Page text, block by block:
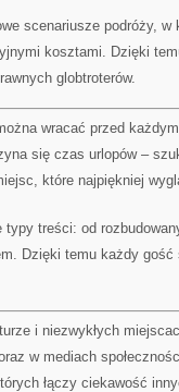
scenariusze podróży,
kosztami. Dzięki
globtroterów.
wracać przed
się czas urlopów –
które najpiękniej
treści: od
Dzięki temu każdy
i niezwykłych
w mediach
łączy ciekawość